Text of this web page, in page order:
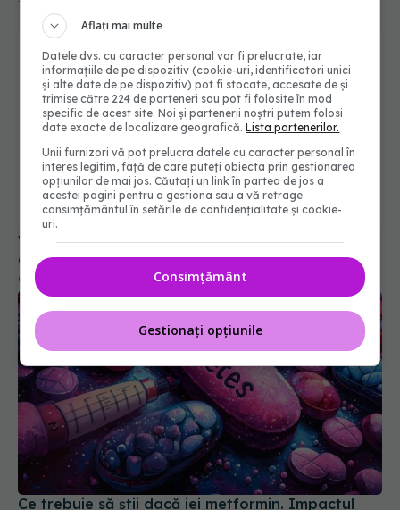
Vitamina A poate slăbi imunitatea împotriva
cancerului
08 ian 2026, 14:18
Ce trebuie să știi dacă iei metformin. Impactul
asupra întregului organism
27 mai 2026, 10:18
Aflați mai multe
Datele dvs. cu caracter personal vor fi prelucrate, iar
informațiile de pe dispozitiv (cookie-uri, identificatori unici
și alte date de pe dispozitiv) pot fi stocate, accesate de și
trimise către 224 de parteneri sau pot fi folosite în mod
specific de acest site. Noi și partenerii noștri putem folosi
date exacte de localizare geografică.Lista partenerilor.
Unii furnizori vă pot prelucra datele cu caracter personal în
interes legitim, față de care puteți obiecta prin gestionarea
opțiunilor de mai jos. Căutați un link în partea de jos a
acestei pagini pentru a gestiona sau a vă retrage
consimțământul în setările de confidențialitate și cookie-
uri.
Consimțământ
Gestionați opțiunile